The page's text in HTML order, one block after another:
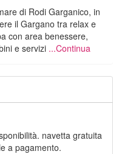
di Rodi Garganico, in
il Gargano tra relax e
con area benessere,
e servizi ...Continua
navetta gratuita
a pagamento.